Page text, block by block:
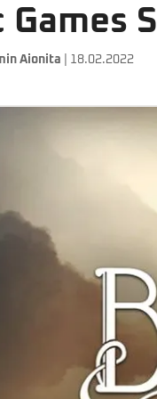
Games
Aionita | 18.02.2022